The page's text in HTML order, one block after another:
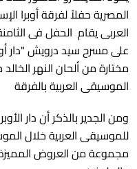
المصرية حفلاً لفرقة أوبرا
على مسرح سيد درويش "دار
مختارة من ألحان النهر
الموسيقى العربية بالفرقة
ومن الجدير بالذكر أن دار
مجموعة من العروض المميزة